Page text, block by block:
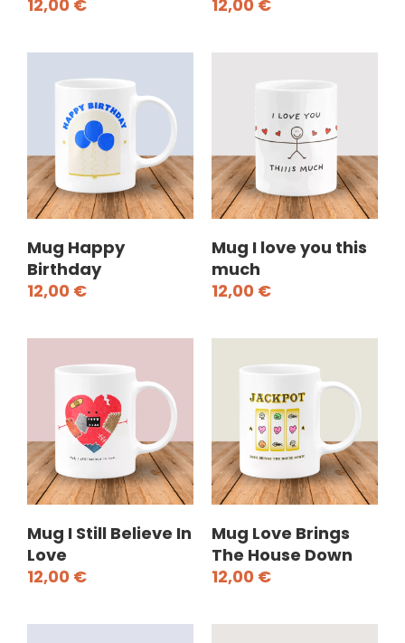
12,00 €
12,00 €
Mug Happy
Birthday
12,00 €
Mug I love you this
much
12,00 €
Mug I Still Believe In
Love
12,00 €
Mug Love Brings
The House Down
12,00 €